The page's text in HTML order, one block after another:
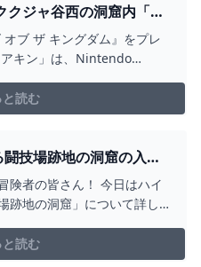
クジャ谷西の洞窟内「イ
小の選択」を攻略しま
オブ ザ キングダム』をプレ
キン」は、Nintendo
ウンポ高地の洞窟」内「ミ
祝福」を攻略しました。 今
と読む
技場跡地の洞窟の入り
グの
険者の皆さん！ 今日はハイ
跡地の洞窟」について詳し
攻略場所でもあり、夢見の
興味深い
と読む